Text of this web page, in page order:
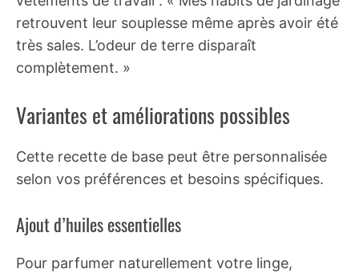
retrouvent leur souplesse même après avoir été
très sales. L’odeur de terre disparaît
complètement. »
Variantes et améliorations possibles
Cette recette de base peut être personnalisée
selon vos préférences et besoins spécifiques.
Ajout d’huiles essentielles
Pour parfumer naturellement votre linge,